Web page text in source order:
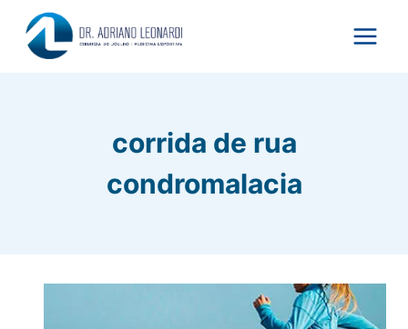
para
corrida de rua
condromalacia